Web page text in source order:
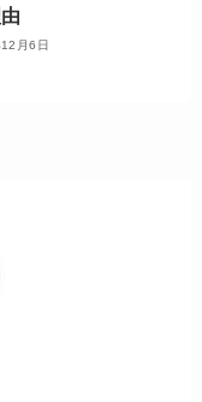
月6日